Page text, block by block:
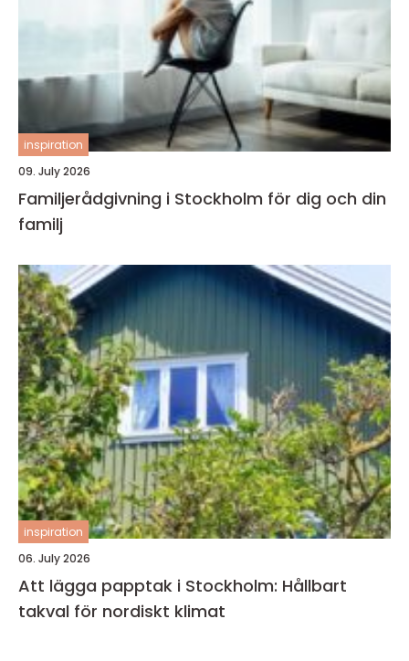
inspiration
09. July 2026
Familjerådgivning i Stockholm för dig och din
familj
inspiration
06. July 2026
Att lägga papptak i Stockholm: Hållbart
takval för nordiskt klimat